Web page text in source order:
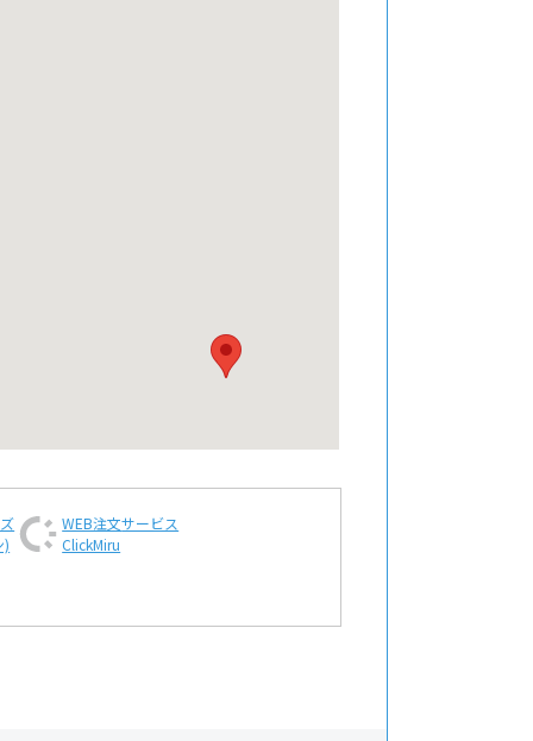
)
WEB注文サービス
ClickMiru